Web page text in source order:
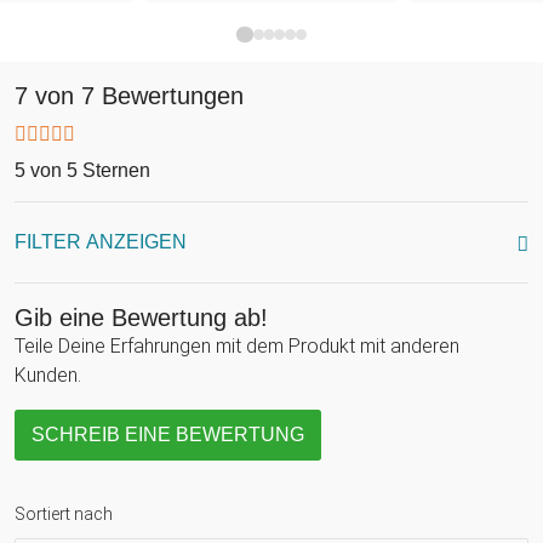
7 von 7 Bewertungen
5 von 5 Sternen
FILTER ANZEIGEN
Gib eine Bewertung ab!
Teile Deine Erfahrungen mit dem Produkt mit anderen
Kunden.
SCHREIB EINE BEWERTUNG
Sortiert nach